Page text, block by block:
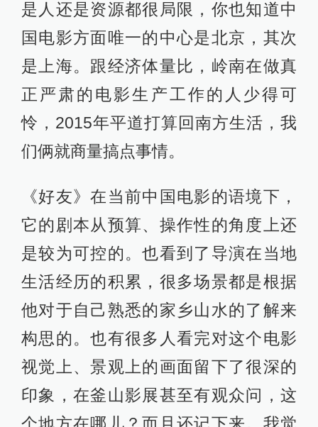
悟和观察。
杨平道：拍摄地方叫阳春市，阳江市
下面的一个县级市。勘景正式的去了
有四趟。比如大地母亲的场景是自己
徒步去的，当时不了解情况，车没法
时，在那里过了一夜。
这个地方是近几年我们那边刚被挖掘
出来的，在一个山地的地貌之上有些
平原性的景观。算是高山草原，海拔
也有 1000多米。选景时去了几次周边
的镇里，去上海创投之前拍了一些素
材，做了一个概念片吧，选景过程其
实蛮长的。